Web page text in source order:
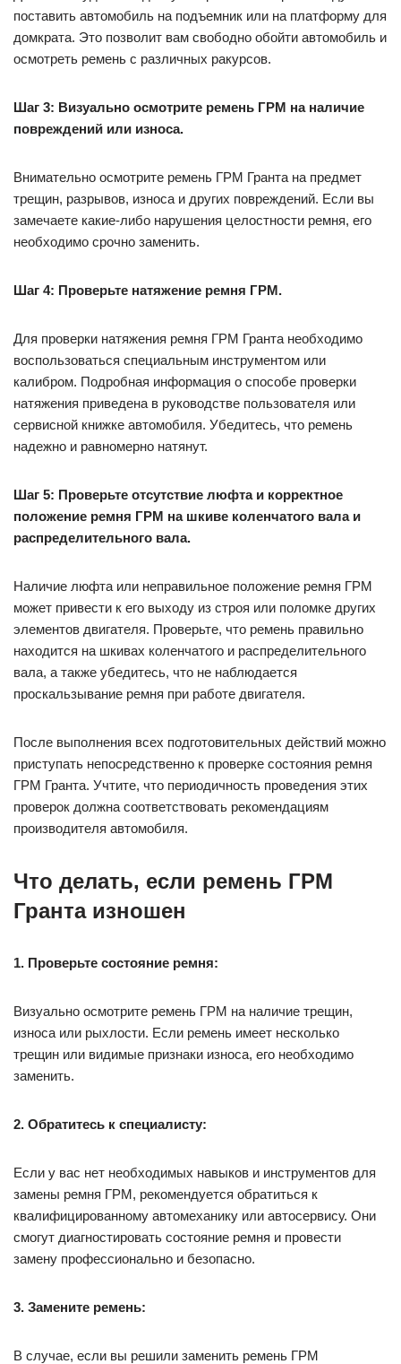
поставить автомобиль на подъемник или на платформу для
домкрата. Это позволит вам свободно обойти автомобиль и
осмотреть ремень с различных ракурсов.
Шаг 3: Визуально осмотрите ремень ГРМ на наличие
повреждений или износа.
Внимательно осмотрите ремень ГРМ Гранта на предмет
трещин, разрывов, износа и других повреждений. Если вы
замечаете какие-либо нарушения целостности ремня, его
необходимо срочно заменить.
Шаг 4: Проверьте натяжение ремня ГРМ.
Для проверки натяжения ремня ГРМ Гранта необходимо
воспользоваться специальным инструментом или
калибром. Подробная информация о способе проверки
натяжения приведена в руководстве пользователя или
сервисной книжке автомобиля. Убедитесь, что ремень
надежно и равномерно натянут.
Шаг 5: Проверьте отсутствие люфта и корректное
положение ремня ГРМ на шкиве коленчатого вала и
распределительного вала.
Наличие люфта или неправильное положение ремня ГРМ
может привести к его выходу из строя или поломке других
элементов двигателя. Проверьте, что ремень правильно
находится на шкивах коленчатого и распределительного
вала, а также убедитесь, что не наблюдается
проскальзывание ремня при работе двигателя.
После выполнения всех подготовительных действий можно
приступать непосредственно к проверке состояния ремня
ГРМ Гранта. Учтите, что периодичность проведения этих
проверок должна соответствовать рекомендациям
производителя автомобиля.
Что делать, если ремень ГРМ
Гранта изношен
1. Проверьте состояние ремня:
Визуально осмотрите ремень ГРМ на наличие трещин,
износа или рыхлости. Если ремень имеет несколько
трещин или видимые признаки износа, его необходимо
заменить.
2. Обратитесь к специалисту:
Если у вас нет необходимых навыков и инструментов для
замены ремня ГРМ, рекомендуется обратиться к
квалифицированному автомеханику или автосервису. Они
смогут диагностировать состояние ремня и провести
замену профессионально и безопасно.
3. Замените ремень:
В случае, если вы решили заменить ремень ГРМ